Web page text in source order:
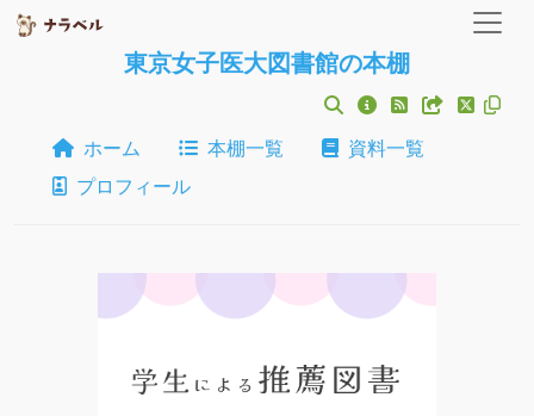
東京女子医大図書館の本棚
ホーム 本棚一覧
資料一覧
プロフィール